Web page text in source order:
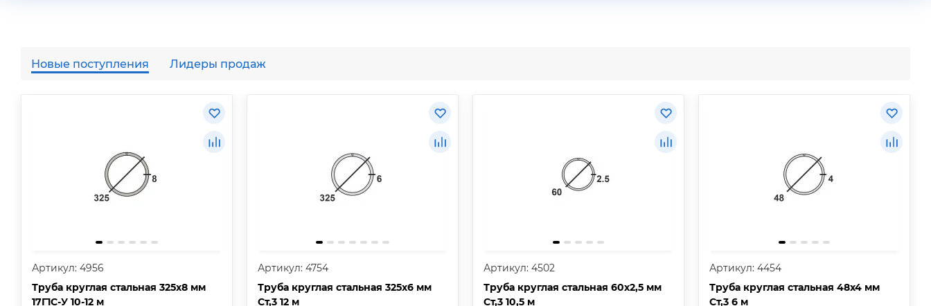
Новые поступления Лидеры продаж
Артикул: 4956
Труба круглая стальная 325х8 мм
17Г1С-У 10-12 м
Артикул: 4754
Труба круглая стальная 325х6 мм
Ст,3 12 м
Артикул: 4502
Труба круглая стальная 60х2,5 мм
Ст,3 10,5 м
Артикул: 4454
Труба круглая стальная 48х4 мм
Ст,3 6 м